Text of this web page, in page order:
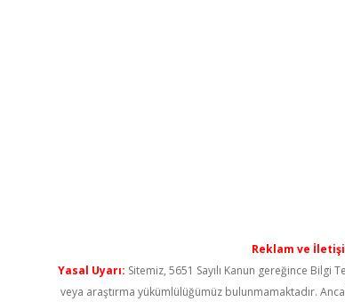
Reklam ve
Yasal Uyarı: Sitemiz, 5651 Sayılı Kanun gereğince
veya araştırma yükümlülüğümüz bulunmamaktadır.